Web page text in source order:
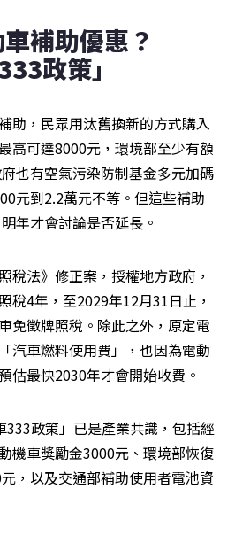
補助優惠？
政策」
助，民眾用汰舊換新的方式購入
高可達8000元，環境部至少有額
也有空氣污染防制基金多元加碼
元到2.2萬元不等。但這些補助
年才會討論是否延長。
稅法》修正案，授權地方政府，
稅4年，至2029年12月31日止，
免徵牌照稅。除此之外，原定電
汽車燃料使用費」，也因為電動
估最快2030年才會開始收費。
333政策」已是產業共識，包括經
機車獎勵金3000元、環境部恢復
，以及交通部補助使用者電池資